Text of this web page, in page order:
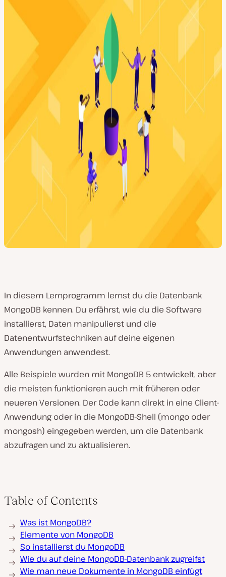
In diesem Lernprogramm lernst du die Datenbank
MongoDB kennen. Du erfährst, wie du die Software
installierst, Daten manipulierst und die
Datenentwurfstechniken auf deine eigenen
Anwendungen anwendest.
Alle Beispiele wurden mit MongoDB 5 entwickelt, aber
die meisten funktionieren auch mit früheren oder
neueren Versionen. Der Code kann direkt in eine Client-
Anwendung oder in die MongoDB-Shell (mongo oder
mongosh) eingegeben werden, um die Datenbank
abzufragen und zu aktualisieren.
Table of Contents
Was ist MongoDB?
Elemente von MongoDB
So installierst du MongoDB
Wie du auf deine MongoDB-Datenbank zugreifst
Wie man neue Dokumente in MongoDB einfügt